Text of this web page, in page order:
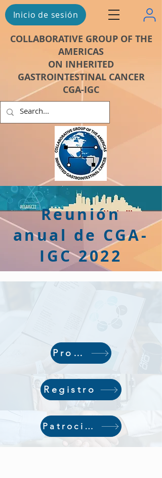
Inicio de sesión
COLLABORATIVE GROUP OF THE
AMERICAS
ON INHERITED
GASTROINTESTINAL CANCER
CGA-IGC
Reunión
anual de CGA-
IGC 2022
Programa
Registro
Patrocinio